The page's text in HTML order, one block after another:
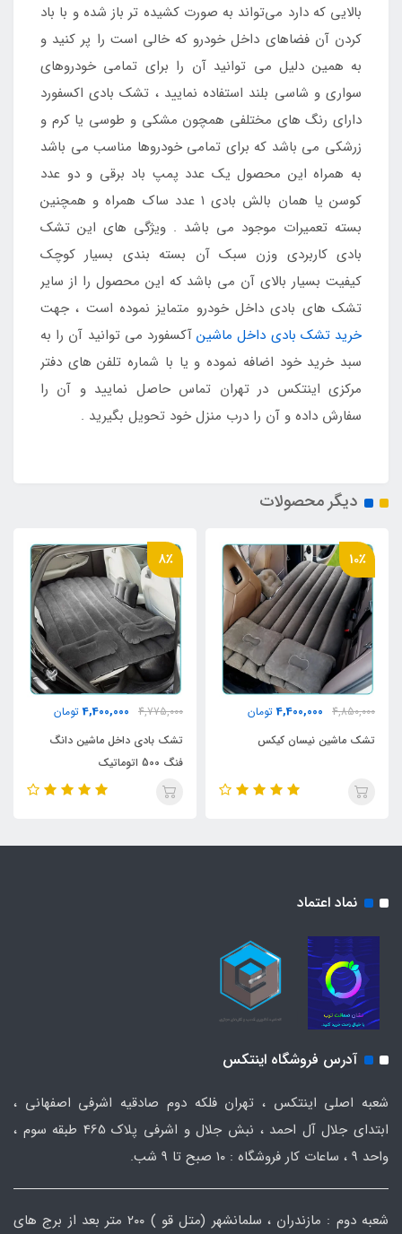
بالایی که دارد می‌تواند به صورت کشیده تر باز شده و با باد
کردن آن فضاهای داخل خودرو که خالی است را پر کنید و
به همین دلیل می توانید آن را برای تمامی خودروهای
سواری و شاسی بلند استفاده نمایید ، تشک بادی اکسفورد
دارای رنگ های مختلفی همچون مشکی و طوسی یا کرم و
زرشکی می باشد که برای تمامی خودروها مناسب می باشد
به همراه این محصول یک عدد پمپ باد برقی و دو عدد
کوسن یا همان بالش بادی ۱ عدد ساک همراه و همچنین
بسته تعمیرات موجود می باشد . ویژگی های این تشک
بادی کاربردی وزن سبک آن بسته بندی بسیار کوچک
کیفیت بسیار بالای آن می باشد که این محصول را از سایر
تشک های بادی داخل خودرو متمایز نموده است ، جهت
خرید تشک بادی داخل ماشینآکسفورد می توانید آن را به
سبد خرید خود اضافه نموده و یا با شماره تلفن های دفتر
مرکزی اینتکس در تهران تماس حاصل نمایید و آن را
سفارش داده و آن را درب منزل خود تحویل بگیرید .
دیگر محصولات
10٪
4,850,000
4,400,000 تومان
تشک ماشین نیسان کیکس
8٪
4,775,000
4,400,000 تومان
تشک بادی داخل ماشین دانگ
فنگ 500 اتوماتیک
نماد اعتماد
آدرس فروشگاه اینتکس
شعبه اصلی اینتکس ، تهران فلکه دوم صادقیه اشرفی اصفهانی ،
ابتدای جلال آل احمد ، نبش جلال و اشرفی پلاک 465 طبقه سوم ،
واحد ۹ ، ساعات کار فروشگاه : ۱۰ صبح تا ۹ شب.
شعبه دوم : مازندران ، سلمانشهر (متل قو ) ۲۰۰ متر بعد از برج های